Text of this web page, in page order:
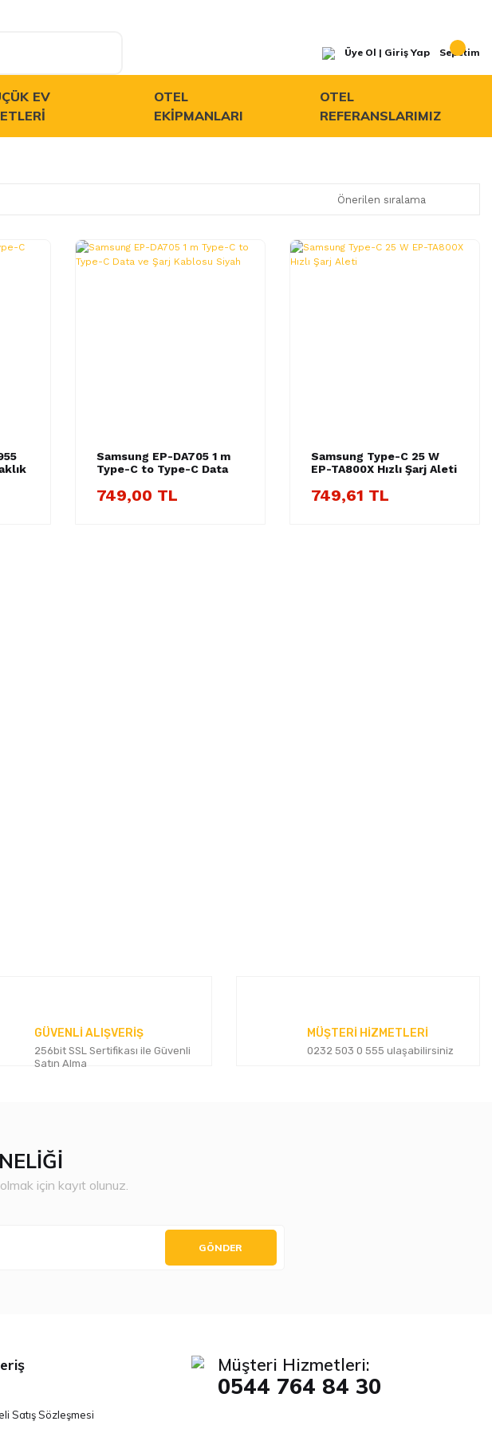
Üye Ol | Giriş Yap Sepetim
EV
OTEL
EKİPMANLARI
OTEL
REFERANSLARIMIZ
Samsung EP-DA705 1 m
Type-C to Type-C Data
749,00 TL
Samsung Type-C 25 W
EP-TA800X Hızlı Şarj Aleti
749,61 TL
GÜVENLİ ALIŞVERİŞ
256bit SSL Sertifikası ile Güvenli
Satın Alma
MÜŞTERİ HİZMETLERİ
0232 503 0 555 ulaşabilirsiniz
için kayıt olunuz.
GÖNDER
Satış Sözleşmesi
Müşteri Hizmetleri:
0544 764 84 30